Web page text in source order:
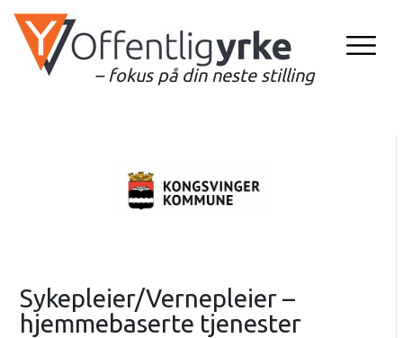
– fokus på din neste stilling
Sykepleier/Vernepleier –
hjemmebaserte tjenester